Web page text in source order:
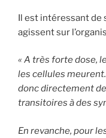
Il est intéressant de
agissent sur
« A très forte dose,
les cellules
donc directement
transitoires à des
En revanche, pour